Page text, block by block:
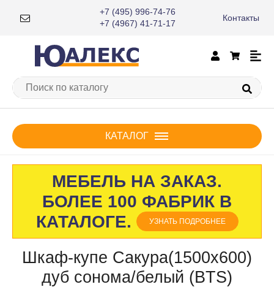
+7 (495) 996-74-76
+7 (4967) 41-71-17
Контакты
×
КАТАЛОГ
МЕБЕЛЬ НА ЗАКАЗ.
БОЛЕЕ 100 ФАБРИК В
КАТАЛОГЕ.
УЗНАТЬ ПОДРОБНЕЕ
Шкаф-купе Сакура(1500х600)
дуб сонома/белый (BTS)